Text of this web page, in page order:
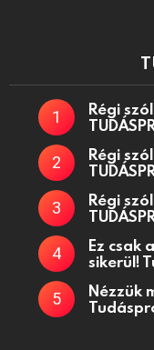
Régi
Régi
Régi
Ez csak
sikerül!
Nézzük